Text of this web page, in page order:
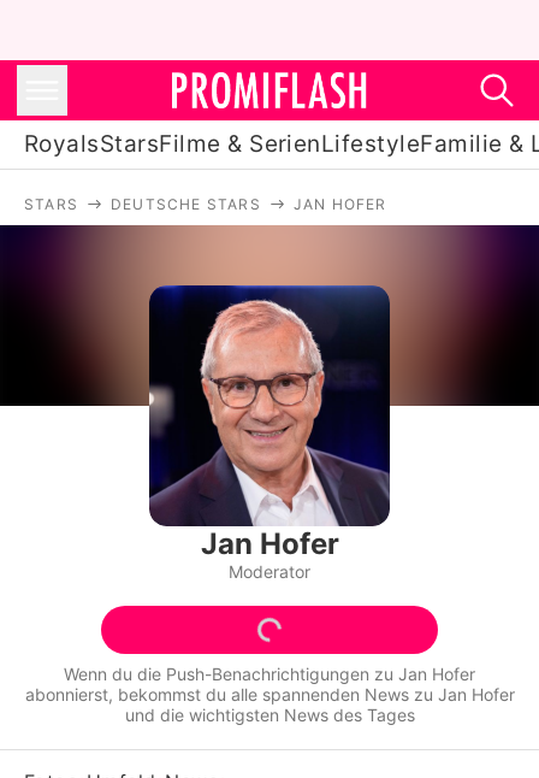
RoyalsStarsFilme & SerienLifestyleFamilie &
Filme & Serien
Lifestyle
Familie & Liebe
Promiflash Exklusiv
Alle Themen auf Promiflash
Jobs
App runterladen
Team
STARS DEUTSCHE STARS JAN HOFER
Jan Hofer
Moderator
Wenn du die Push-Benachrichtigungen zu Jan Hofer
abonnierst, bekommst du alle spannenden News zu Jan Hofer
und die wichtigsten News des Tages